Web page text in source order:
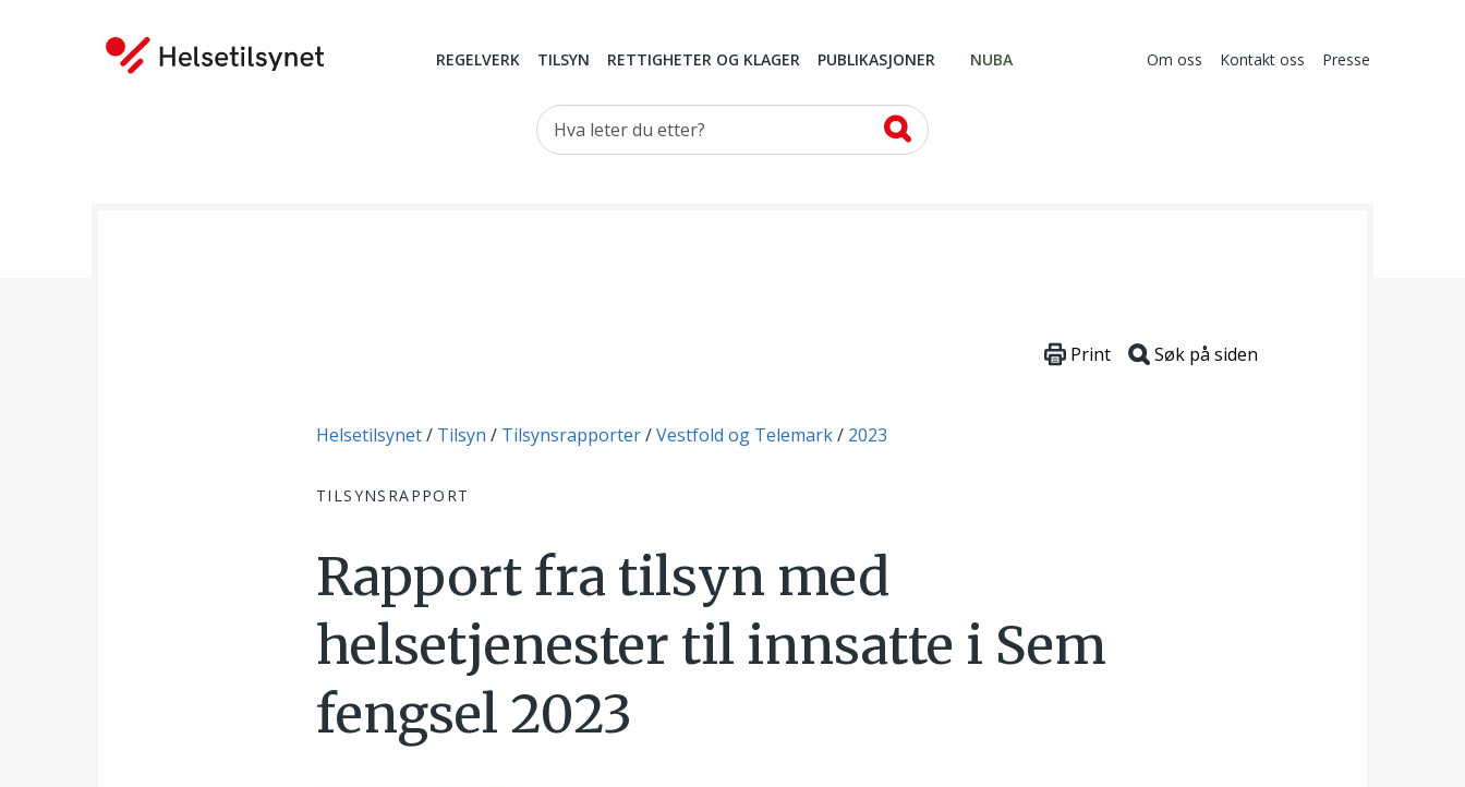
REGELVERK TILSYN RETTIGHETER OG KLAGER PUBLIKASJONER NUBA Om oss Kontakt oss Presse
Hva leter du etter?
Du er her:
Helsetilsynet Tilsyn Tilsynsrapporter Vestfold og Telemark 2023
TILSYNSRAPPORT
Print Søk på siden
Rapport fra tilsyn med
helsetjenester til innsatte i Sem
fengsel 2023